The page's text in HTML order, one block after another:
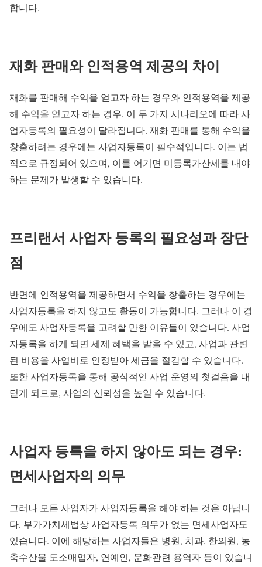
합니다.
재화 판매와 인적용역 제공의 차이
재화를 판매해 수익을 얻고자 하는 경우와 인적용역을 제공
해 수익을 얻고자 하는 경우, 이 두 가지 시나리오에 따라 사
업자등록의 필요성이 달라집니다. 재화 판매를 통해 수익을
창출하려는 경우에는 사업자등록이 필수적입니다. 이는 법
적으로 규정되어 있으며, 이를 어기면 미등록가산세를 내야
하는 문제가 발생할 수 있습니다.
프리랜서 사업자 등록의 필요성과 장단
점
반면에 인적용역을 제공하면서 수익을 창출하는 경우에는
사업자등록을 하지 않고도 활동이 가능합니다. 그러나 이 경
우에도 사업자등록을 고려할 만한 이유들이 있습니다. 사업
자등록을 하게 되면 세제 혜택을 받을 수 있고, 사업과 관련
된 비용을 사업비로 인정받아 세금을 절감할 수 있습니다.
또한 사업자등록을 통해 공식적인 사업 운영의 첫걸음을 내
딛게 되므로, 사업의 신뢰성을 높일 수 있습니다.
사업자 등록을 하지 않아도 되는 경우:
면세사업자의 의무
그러나 모든 사업자가 사업자등록을 해야 하는 것은 아닙니
다. 부가가치세법상 사업자등록 의무가 없는 면세사업자도
있습니다. 이에 해당하는 사업자들은 병원, 치과, 한의원, 농
축수산물 도소매업자, 연예인, 문화관련 용역자 등이 있습니